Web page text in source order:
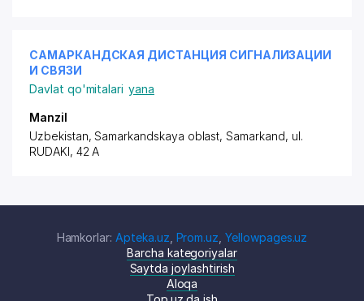
САМАРКАНДСКАЯ ДИСТАНЦИЯ СИГНАЛИЗАЦИИ
И СВЯЗИ
Davlat qo'mitalari yana
Manzil
Uzbekistan, Samarkandskaya oblast, Samarkand, ul.
RUDAKI, 42 A
Hamkorlar: Apteka.uz Prom.uz ,Yellowpages.uz
Barcha kategoriyalar
Saytda joylashtirish
Aloqa